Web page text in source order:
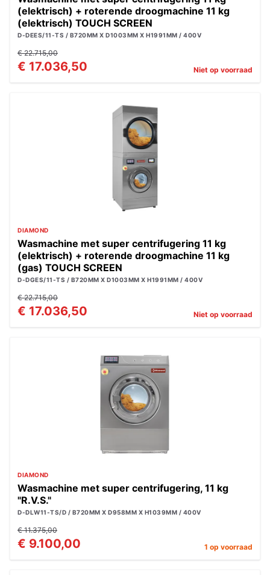
(elektrisch) + roterende droogmachine 11 kg
(elektrisch) TOUCH SCREEN
D-DEES/11-TS / B720MM X D1003MM X H1991MM / 400V
€ 22.715,00
€ 17.036,50 Niet op voorraad
DIAMOND
Wasmachine met super centrifugering 11 kg
(elektrisch) + roterende droogmachine 11 kg
(gas) TOUCH SCREEN
D-DGES/11-TS / B720MM X D1003MM X H1991MM / 400V
€ 22.715,00
€ 17.036,50 Niet op voorraad
DIAMOND
Wasmachine met super centrifugering, 11 kg
"R.V.S."
D-DLW11-TS/D / B720MM X D958MM X H1039MM / 400V
€ 11.375,00
€ 9.100,00 1 op voorraad